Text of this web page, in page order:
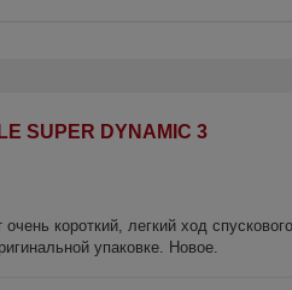
SUPER DYNAMIC 3
короткий, легкий ход
упаковке. Новое.